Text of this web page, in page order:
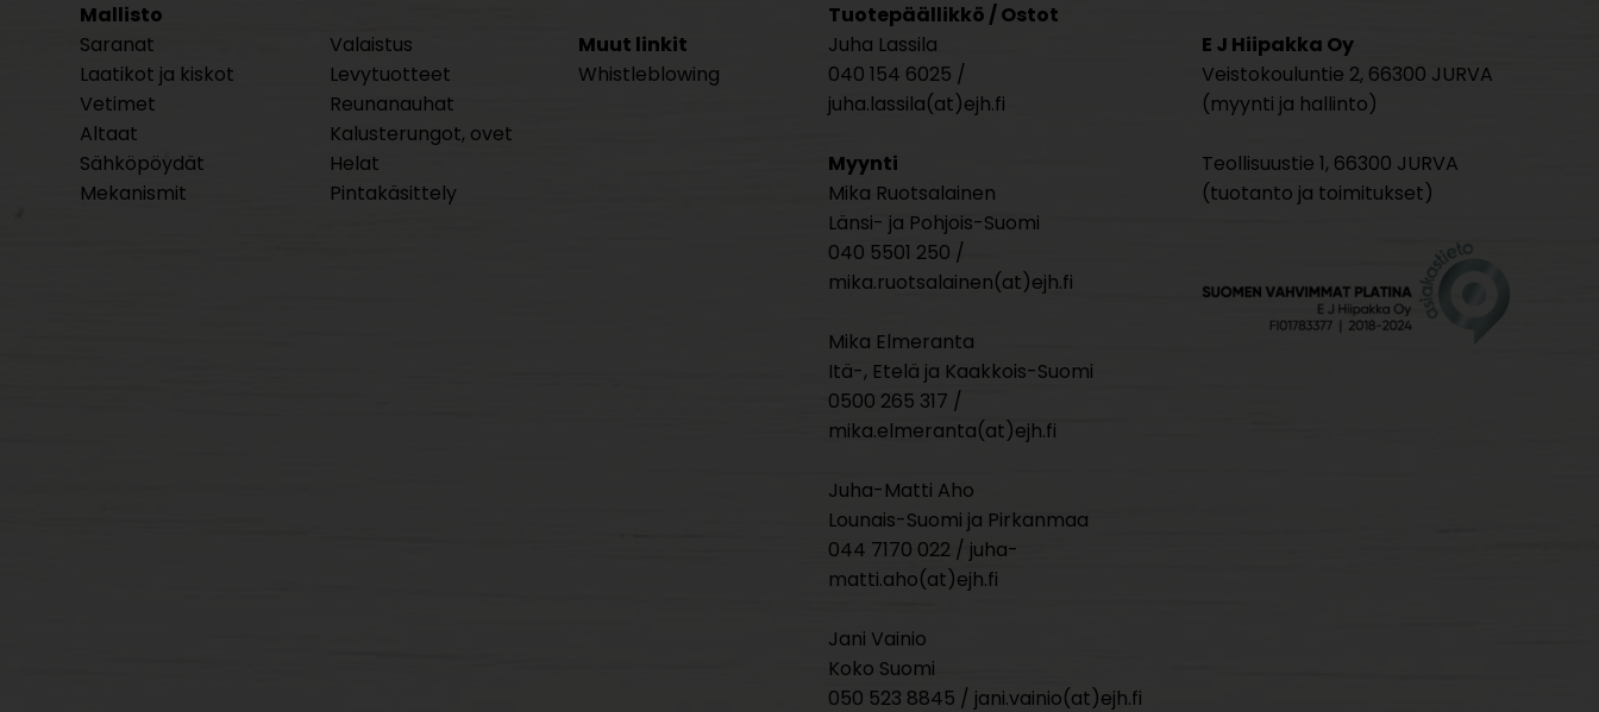
Mallisto
Saranat
Laatikot ja kiskot
Vetimet
Altaat
Sähköpöydät
Mekanismit
Valaistus
Levytuotteet
Reunanauhat
Kalusterungot, ovet
Helat
Pintakäsittely
Muut linkit
Whistleblowing
Tuotepäällikkö / Ostot
Juha Lassila
040 154 6025 /
juha.lassila(at)ejh.fi
Myynti
Mika Ruotsalainen
Länsi- ja Pohjois-Suomi
040 5501 250 /
mika.ruotsalainen(at)ejh.fi
Mika Elmeranta
Itä-, Etelä ja Kaakkois-Suomi
0500 265 317 /
mika.elmeranta(at)ejh.fi
Juha-Matti Aho
Lounais-Suomi ja Pirkanmaa
044 7170 022 / juha-
matti.aho(at)ejh.fi
Jani Vainio
Koko Suomi
050 523 8845 / jani.vainio(at)ejh.fi
E J Hiipakka Oy
Veistokouluntie 2, 66300 JURVA
(myynti ja hallinto)
Teollisuustie 1, 66300 JURVA
(tuotanto ja toimitukset)